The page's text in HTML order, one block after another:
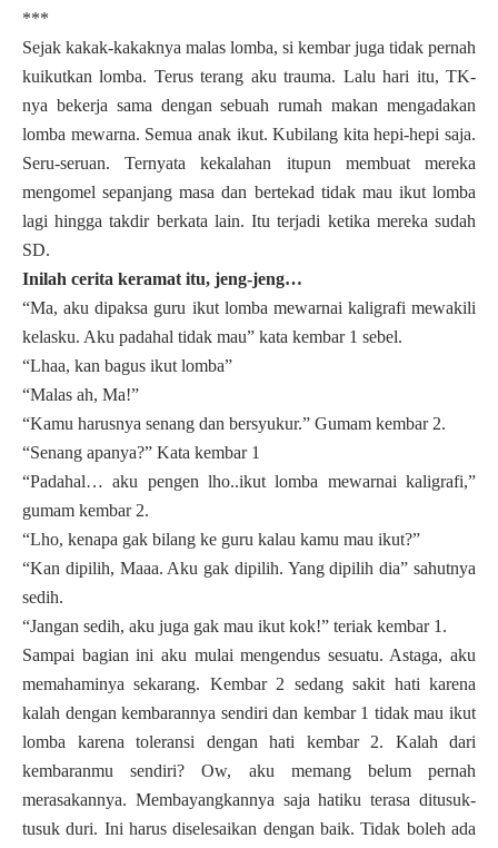
***
Sejak kakak-kakaknya malas lomba, si kembar juga tidak pernah
kuikutkan lomba. Terus terang aku trauma. Lalu hari itu, TK-
nya bekerja sama dengan sebuah rumah makan mengadakan
lomba mewarna. Semua anak ikut. Kubilang kita hepi-hepi saja.
Seru-seruan. Ternyata kekalahan itupun membuat mereka
mengomel sepanjang masa dan bertekad tidak mau ikut lomba
lagi hingga takdir berkata lain. Itu terjadi ketika mereka sudah
SD.
Inilah cerita keramat itu, jeng-jeng…
“Ma, aku dipaksa guru ikut lomba mewarnai kaligrafi mewakili
kelasku. Aku padahal tidak mau” kata kembar 1 sebel.
“Lhaa, kan bagus ikut lomba”
“Malas ah, Ma!”
“Kamu harusnya senang dan bersyukur.” Gumam kembar 2.
“Senang apanya?” Kata kembar 1
“Padahal… aku pengen lho..ikut lomba mewarnai kaligrafi,”
gumam kembar 2.
“Lho, kenapa gak bilang ke guru kalau kamu mau ikut?”
“Kan dipilih, Maaa. Aku gak dipilih. Yang dipilih dia” sahutnya
sedih.
“Jangan sedih, aku juga gak mau ikut kok!” teriak kembar 1.
Sampai bagian ini aku mulai mengendus sesuatu. Astaga, aku
memahaminya sekarang. Kembar 2 sedang sakit hati karena
kalah dengan kembarannya sendiri dan kembar 1 tidak mau ikut
lomba karena toleransi dengan hati kembar 2. Kalah dari
kembaranmu sendiri? Ow, aku memang belum pernah
merasakannya. Membayangkannya saja hatiku terasa ditusuk-
tusuk duri. Ini harus diselesaikan dengan baik. Tidak boleh ada